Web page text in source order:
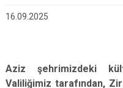
16.09.2025
Aziz şehrimizdeki
Valiliğimiz tarafından,